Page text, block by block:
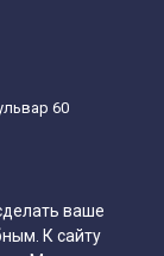
ваше
К cайту
60